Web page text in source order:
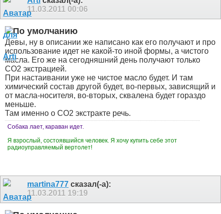
11.03.2011 00:06
Девы, ну в описании же написано как его получают и про
использование идет не какой-то иной формы, а чистого
масла. Его же на сегодняшний день получают только
СО2 экстрацией.
При настаивании уже не чистое масло будет. И там
химический состав другой будет, во-первых, зависящий и
от масла-носителя, во-вторых, сквалена будет гораздо
меньше.
Там именно о СО2 экстракте речь.
Собака лает, караван идет.
Я взрослый, состоявшийся человек. Я хочу купить себе этот
радиоуправляемый вертолет!
martina777 сказал(-а):
11.03.2011 19:19